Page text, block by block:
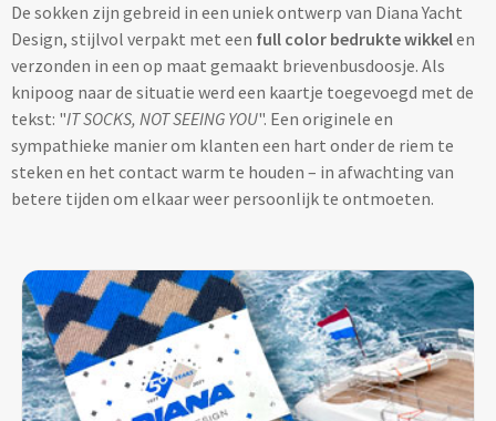
Duffeltassen bedrukken
Trolleys bedrukken
Zakelijke tassen
Laptop & Tablet hoezen bedrukken
Laptop rugzakken bedrukken
Documenttassen bedrukken
Handdoeken & Strandlakens
Custom made handdoeken & strandlakens
Give-Aways
Custom made sleutelhangers
Custom made zadelhoesjes
Custom made medailles
Adventskalenders
Kerstmokken & drinkflessen
Kerstknuffels
Kersttruien
Kerstkaarsen
Kerstsokken
Kerstgadgets
Onderwijs
Personeel & Onboarding
Schoonheidssalons
Sport & Fitness
Tandartsen
Toerisme
Transport
Textiel
Textiel
Elevate
Home & Living
Home & Living
Keramiek
Kurk
Organisch katoen
Gerecyclede materialen
Gerecyclede materialen
Gerecycled aluminium
De sokken zijn gebreid in een uniek ontwerp van Diana Yacht
Design, stijlvol verpakt met een full color bedrukte wikkelen
verzonden in een op maat gemaakt brievenbusdoosje. Als
knipoog naar de situatie werd een kaartje toegevoegd met de
tekst: "IT SOCKS, NOT SEEING YOU". Een originele en
sympathieke manier om klanten een hart onder de riem te
steken en het contact warm te houden – in afwachting van
betere tijden om elkaar weer persoonlijk te ontmoeten.